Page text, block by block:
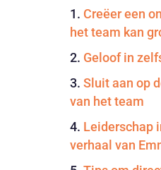
Creëer een
het team kan
Geloof in
Sluit aan op
van het team
Leiderschap
verhaal van